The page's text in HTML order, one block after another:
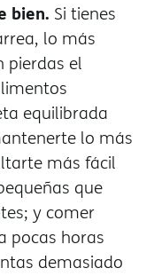
bien. Si tienes
lo más
pierdas el
equilibrada
lo más
más fácil
que
y comer
pocas horas
demasiado